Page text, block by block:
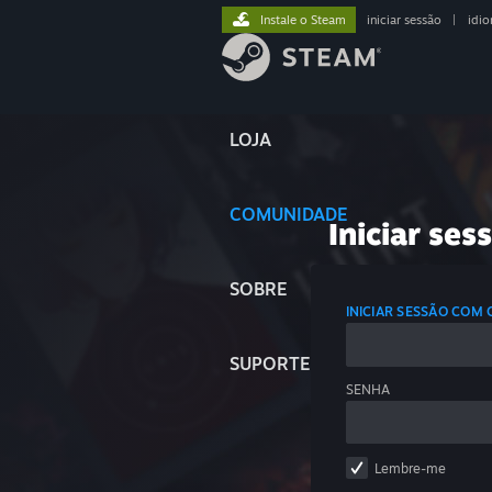
LOJA
COMUNIDADE
SOBRE
SUPORTE
Instale o Steam iniciar sessão
Iniciar
INICIAR SESSÃO COM
SENHA
Lembre-me